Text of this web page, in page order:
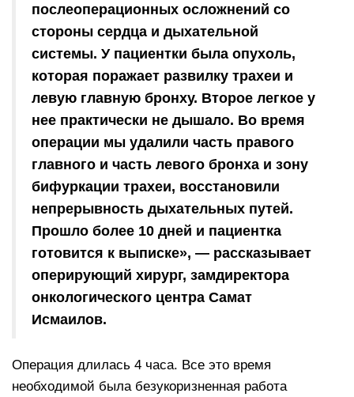
послеоперационных осложнений со
стороны сердца и дыхательной
системы. У пациентки была опухоль,
которая поражает развилку трахеи и
левую главную бронху. Второе легкое у
нее практически не дышало. Во время
операции мы удалили часть правого
главного и часть левого бронха и зону
бифуркации трахеи, восстановили
непрерывность дыхательных путей.
Прошло более 10 дней и пациентка
готовится к выписке», — рассказывает
оперирующий хирург, замдиректора
онкологического центра Самат
Исмаилов.
Операция длилась 4 часа. Все это время
необходимой была безукоризненная работа